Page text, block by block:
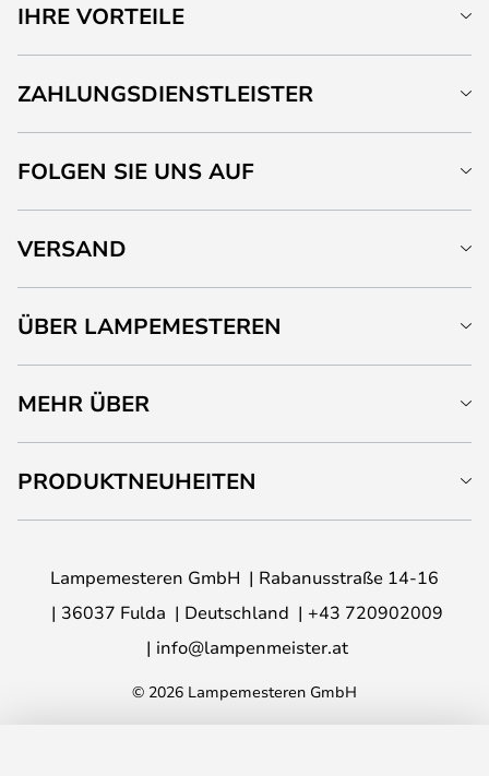
IHRE VORTEILE
ZAHLUNGSDIENSTLEISTER
FOLGEN SIE UNS AUF
VERSAND
ÜBER LAMPEMESTEREN
MEHR ÜBER
PRODUKTNEUHEITEN
Lampemesteren GmbH
Rabanusstraße 14-16
36037 Fulda
Deutschland
+43 720902009
info@lampenmeister.at
© 2026 Lampemesteren GmbH